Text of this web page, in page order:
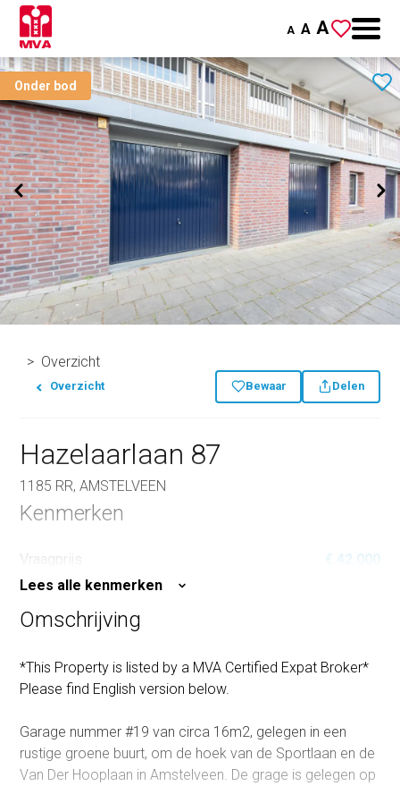
A A A
Onder bod
Overzicht
Overzicht Bewaar Delen
Hazelaarlaan 87
1185 RR, AMSTELVEEN
Kenmerken
Vraagprijs
€ 42.000
Lees alle kenmerken
Omschrijving
*This Property is listed by a MVA Certified Expat Broker*
Please find English version below.
Garage nummer #19 van circa 16m2, gelegen in een
rustige groene buurt, om de hoek van de Sportlaan en de
Van Der Hooplaan in Amstelveen. De grage is gelegen op